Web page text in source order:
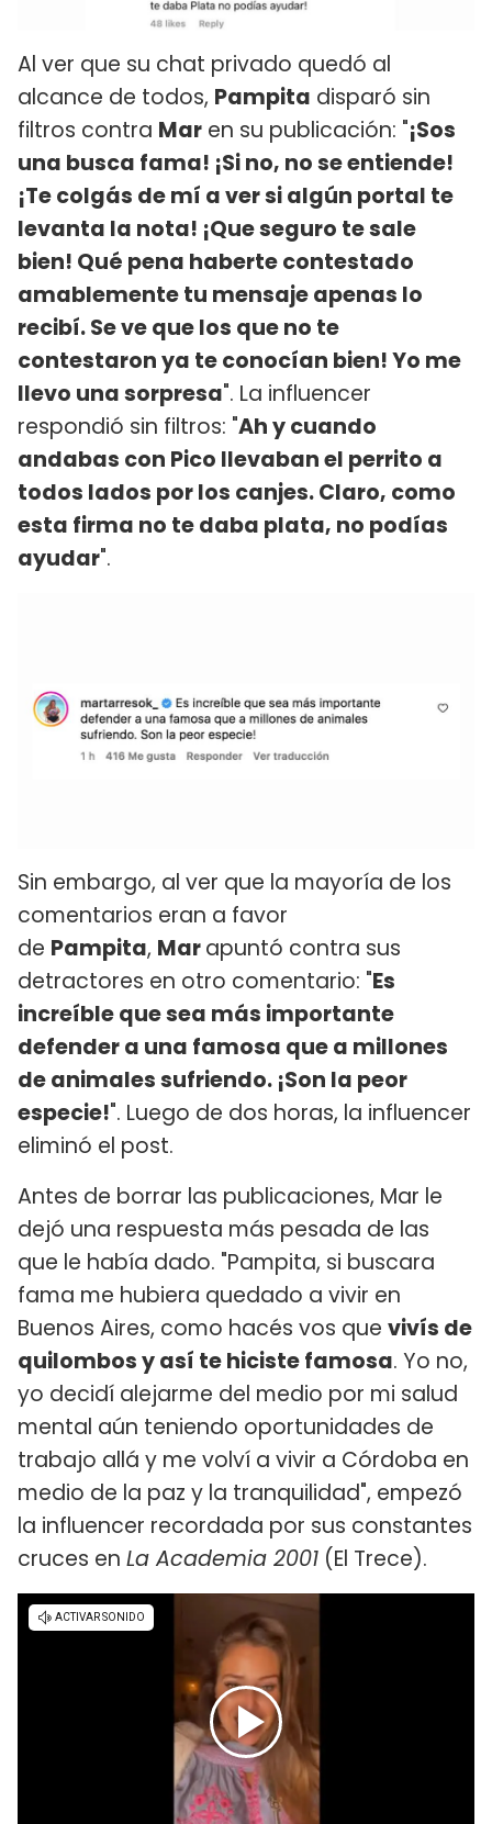
Al ver que su chat privado quedó al
alcance de todos, Pampita disparó sin
filtros contra Mar en su publicación: "¡Sos
una busca fama! ¡Si no, no se entiende!
¡Te colgás de mí a ver si algún portal te
levanta la nota! ¡Que seguro te sale
bien! Qué pena haberte contestado
amablemente tu mensaje apenas lo
recibí. Se ve que los que no te
contestaron ya te conocían bien! Yo me
llevo una sorpresa". La influencer
respondió sin filtros: "Ah y cuando
andabas con Pico llevaban el perrito a
todos lados por los canjes. Claro, como
esta firma no te daba plata, no podías
ayudar".
Sin embargo, al ver que la mayoría de los
comentarios eran a favor
de Pampita, Marapuntó contra sus
detractores en otro comentario: "Es
increíble que sea más importante
defender a una famosa que a millones
de animales sufriendo. ¡Son la peor
especie!". Luego de dos horas, la influencer
eliminó el post.
Antes de borrar las publicaciones, Mar le
dejó una respuesta más pesada de las
que le había dado. "Pampita, si buscara
fama me hubiera quedado a vivir en
Buenos Aires, como hacés vos que vivís de
quilombos y así te hiciste famosa. Yo no,
yo decidí alejarme del medio por mi salud
mental aún teniendo oportunidades de
trabajo allá y me volví a vivir a Córdoba en
medio de la paz y la tranquilidad", empezó
la influencer recordada por sus constantes
cruces en La Academia 2001 (El Trece).